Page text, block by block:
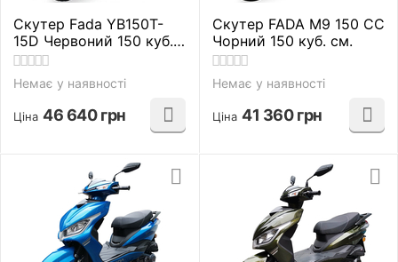
Скутер Fada YB150T-
15D Червоний 150 куб.
см.
Немає у наявності
Ціна 46 640 грн
Скутер FADA M9 150 CC
Чорний 150 куб. см.
Немає у наявності
Ціна 41 360 грн